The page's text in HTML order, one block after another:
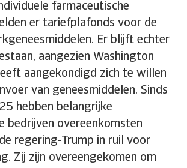
farmaceutische
er tariefplafonds voor de
Er blijft echter
aangezien Washington
aangekondigd zich te willen
van geneesmiddelen. Sinds
hebben belangrijke
bedrijven overeenkomsten
regering-Trump in ruil voor
Zij zijn overeengekomen om